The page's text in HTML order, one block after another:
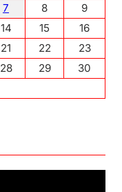
7 8
9
14 15
16
21 22
23
28 29
30